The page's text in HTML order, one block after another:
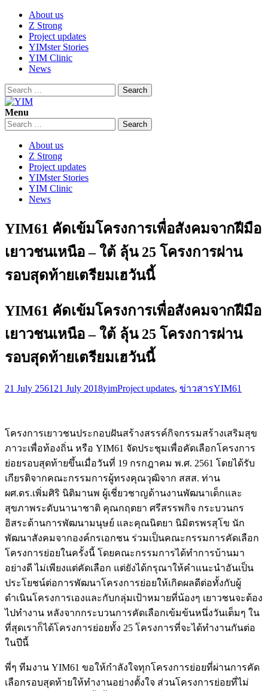
Skip
content
About us
Z Strong
Project updates
YIMster Stories
YIM Clinic
News
Search
for:
YIM
Youth Innovation Marketplace
Menu
Search
for:
About us
Z Strong
Project updates
YIMster Stories
YIM Clinic
News
YIM61 คัดเข้มโครงการเพื่อสังคมจากฝีมือ
เยาวชนเหนือ – ใต้ ลุ้น 25 โครงการผ่าน
รอบสุดท้ายเตรียมเฮวันนี้
YIM61 คัดเข้มโครงการเพื่อสังคมจากฝีมือ
เยาวชนเหนือ – ใต้ ลุ้น 25 โครงการผ่าน
รอบสุดท้ายเตรียมเฮวันนี้
21 July 2561 21 July 2018yimProject updates, ข่าวสารYIM61
โครงการเยาวชนประกอบฝันสร้างสรรค์กิจกรรมสร้างเสริมสุข
ภาวะเพื่อท้องถิ่น หรือ YIM61 จัดประชุมเพื่อคัดเลือกโครงการ
ย่อยรอบสุดท้ายขึ้นเมื่อวันที่ 19 กรกฎาคม พ.ศ. 2561 โดยได้รับ
เกียรติจากคณะกรรมการผู้ทรงคุณวุฒิจาก สสส. ท่าน
ผศ.ดร.เพิ่มศิริ นิติมานพ ผู้เชี่ยวชาญด้านงานพัฒนาเด็กและ
สุขภาพระดับนานาชาติ คุณกฤตยา ศรีสรรพกิจ กระบวนกร
อิสระด้านการพัฒนามนุษย์ และคุณนิตยา นิมิตรพรสุโข นัก
พัฒนาสังคมจากองค์กรเอกชน ร่วมเป็นคณะกรรมการคัดเลือก
โครงการย่อยในครั้งนี้ โดยคณะกรรมการได้ทำการบ้านมา
อย่างดี ไม่เพียงแต่คัดเลือก แต่ยังได้กรุณาให้คำแนะนำอันเป็น
ประโยชน์ต่อการพัฒนาโครงการย่อยให้เกิดผลดีต่อทั้งกับผู้
ดำเนินโครงการเองและกับกลุ่มเป้าหมายที่น้องๆ เยาวชนจะต้อง
ไปทำงาน หลังจากกระบวนการคัดเลือกเข้มข้นหนึ่งวันเต็มๆ ใน
ที่สุดเราก็ได้โครงการย่อยทั้ง 25 โครงการที่จะได้ทำงานกันต่อ
ในปีนี้
พี่ๆ ทีมงาน YIM61 ขอให้กำลังใจทุกโครงการย่อยที่ผ่านการคัด
เลือกรอบสุดท้ายให้ทำงานอย่างตั้งใจ ส่วนโครงการย่อยที่ไม่